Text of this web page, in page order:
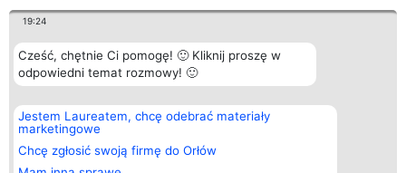
19:24
Cześć, chętnie Ci pomogę! 🙂 Kliknij proszę w
odpowiedni temat rozmowy! 🙂
Jestem Laureatem, chcę odebrać materiały
marketingowe
Chcę zgłosić swoją firmę do Orłów
Organizator plebiscytu
Bright Side Solutions sp. z o.
o. sp. k.
ul. Ruska 22
Wrocław 50-079
Plebiscyt
Laureaci
wszystkich
Laureatów
Kontakt
Kontakt